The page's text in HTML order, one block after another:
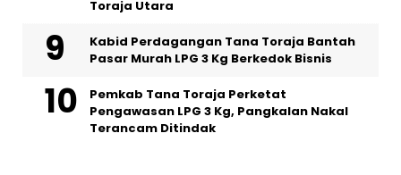
Toraja Utara
Kabid Perdagangan Tana Toraja Bantah
Pasar Murah LPG 3 Kg Berkedok Bisnis
Pemkab Tana Toraja Perketat
Pengawasan LPG 3 Kg, Pangkalan Nakal
Terancam Ditindak